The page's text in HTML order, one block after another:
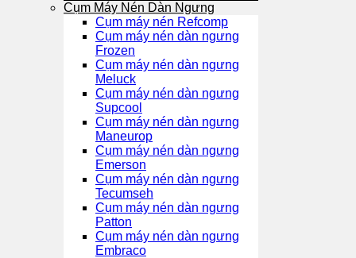
Cụm Máy Nén Dàn Ngưng
Cụm máy nén Refcomp
Cụm máy nén dàn ngưng
Frozen
Cụm máy nén dàn ngưng
Meluck
Cụm máy nén dàn ngưng
Supcool
Cụm máy nén dàn ngưng
Maneurop
Cụm máy nén dàn ngưng
Emerson
Cụm máy nén dàn ngưng
Tecumseh
Cụm máy nén dàn ngưng
Patton
Cụm máy nén dàn ngưng
Embraco